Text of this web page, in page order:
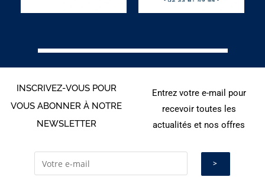
INSCRIVEZ-VOUS POUR
VOUS ABONNER À NOTRE
NEWSLETTER
Entrez votre e-mail pour
recevoir toutes les
actualités et nos offres